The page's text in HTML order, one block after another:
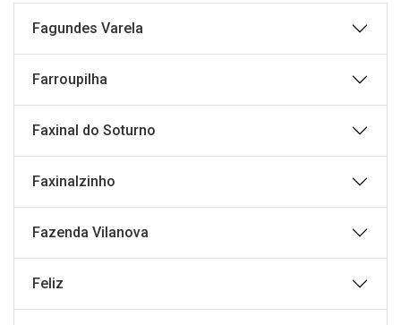
Fagundes Varela
Farroupilha
Faxinal do Soturno
Faxinalzinho
Fazenda Vilanova
Feliz